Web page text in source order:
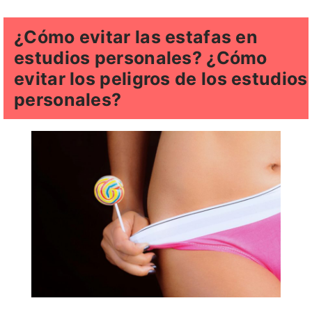
¿Cómo evitar las estafas en
estudios personales? ¿Cómo
evitar los peligros de los estudios
personales?